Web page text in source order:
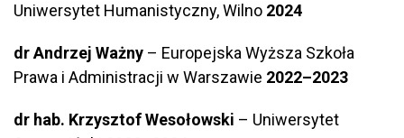
Uniwersytet Humanistyczny, Wilno 2024
dr Andrzej Ważny – Europejska Wyższa Szkoła
Prawa i Administracji w Warszawie 2022–2023
dr hab. Krzysztof Wesołowski – Uniwersytet